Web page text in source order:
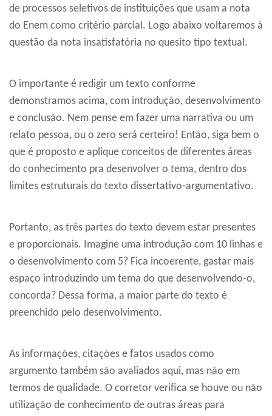
de processos seletivos de instituições que usam a nota
do Enem como critério parcial. Logo abaixo voltaremos à
questão da nota insatisfatória no quesito tipo textual.
O importante é redigir um texto conforme
demonstramos acima, com introdução, desenvolvimento
e conclusão. Nem pense em fazer uma narrativa ou um
relato pessoa, ou o zero será certeiro! Então, siga bem o
que é proposto e aplique conceitos de diferentes áreas
do conhecimento pra desenvolver o tema, dentro dos
limites estruturais do texto dissertativo-argumentativo.
Portanto, as três partes do texto devem estar presentes
e proporcionais. Imagine uma introdução com 10 linhas e
o desenvolvimento com 5? Fica incoerente, gastar mais
espaço introduzindo um tema do que desenvolvendo-o,
concorda? Dessa forma, a maior parte do texto é
preenchido pelo desenvolvimento.
As informações, citações e fatos usados como
argumento também são avaliados aqui, mas não em
termos de qualidade. O corretor verifica se houve ou não
utilização de conhecimento de outras áreas para